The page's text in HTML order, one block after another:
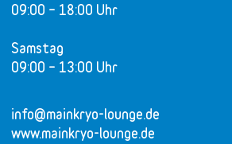
09:00 – 18:00 Uhr
Samstag
09:00 – 13:00 Uhr
info@mainkryo-lounge.de
www.mainkryo-lounge.de